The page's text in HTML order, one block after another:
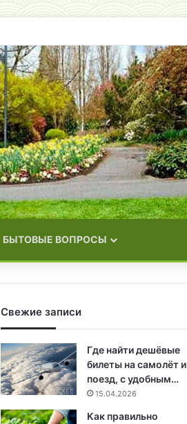
БЫТОВЫЕ ВОПРОСЫ
Свежие записи
Где найти дешёвые
билеты на самолёт и
поезд, с удобным…
15.04.2026
Как правильно